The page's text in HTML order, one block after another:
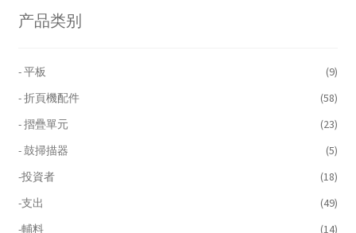
产品类别
- 平板
(9)
- 折頁機配件
(58)
- 摺疊單元
(23)
- 鼓掃描器
(5)
-投資者
(18)
-支出
(49)
-輔料
(14)